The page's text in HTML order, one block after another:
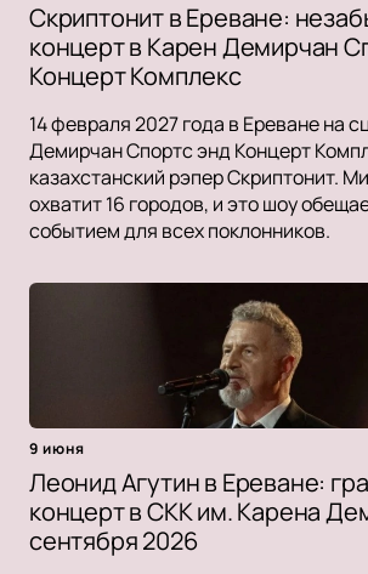
Скриптонит в Ереване:
концерт в Карен Демирчан
Концерт Комплекс
14 февраля 2027 года в Ереване на
Демирчан Спортс энд Концерт
казахстанский рэпер Скриптонит.
охватит 16 городов, и это шоу
событием для всех поклонников.
9 июня
Леонид Агутин в Ереване:
концерт в СКК им. Карена
сентября 2026